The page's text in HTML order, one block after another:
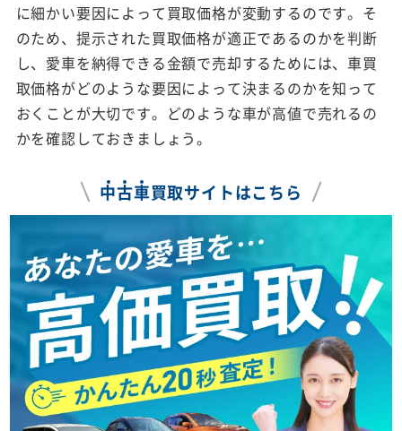
に細かい要因によって買取価格が変動するのです。そ
のため、提示された買取価格が適正であるのかを判断
し、愛車を納得できる金額で売却するためには、車買
取価格がどのような要因によって決まるのかを知って
おくことが大切です。どのような車が高値で売れるの
かを確認しておきましょう。
中古車買取サイトはこちら